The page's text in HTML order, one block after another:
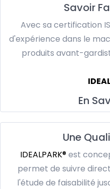
Savoir
Avec sa certification
d'expérience dans le
produits avant-
En
Une
IDEALPARK®est
permet de suivre
l'étude de faisabilité